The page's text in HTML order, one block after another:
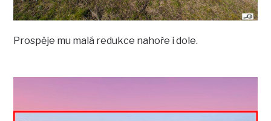
Prospěje mu malá redukce nahoře i dole.